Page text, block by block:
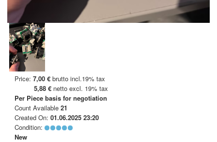
Price: 7,00 € brutto incl.19% tax
5,88 € netto excl. 19% tax
Per Piece basis for negotiation
Count Available 21
Created On: 01.06.2025 23:20
Condition:
New